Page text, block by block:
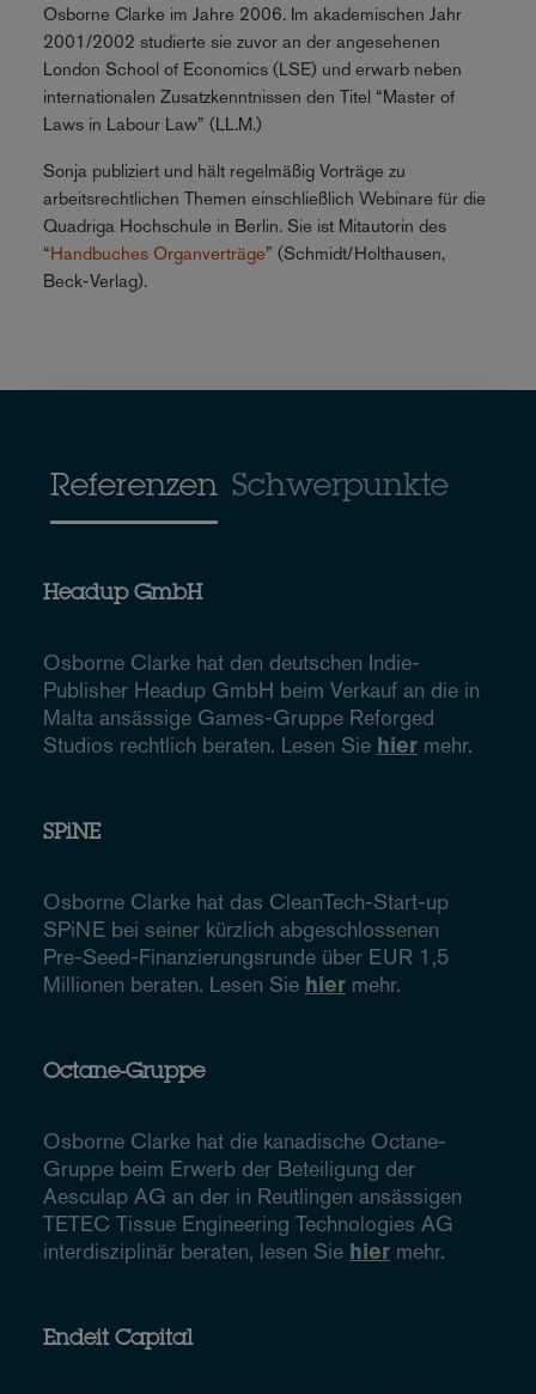
Osborne Clarke im Jahre 2006. Im akademischen Jahr
2001/2002 studierte sie zuvor an der angesehenen
London School of Economics (LSE) und erwarb neben
internationalen Zusatzkenntnissen den Titel “Master of
Laws in Labour Law” (LL.M.)
Sonja publiziert und hält regelmäßig Vorträge zu
arbeitsrechtlichen Themen einschließlich Webinare für die
Quadriga Hochschule in Berlin. Sie ist Mitautorin des
“Handbuches Organverträge” (Schmidt/Holthausen,
Beck-Verlag).
Referenzen Schwerpunkte
Headup GmbH
Osborne Clarke hat den deutschen Indie-
Publisher Headup GmbH beim Verkauf an die in
Malta ansässige Games-Gruppe Reforged
Studios rechtlich beraten. Lesen Sie hiermehr.
SPiNE
Osborne Clarke hat das CleanTech-Start-up
SPiNE bei seiner kürzlich abgeschlossenen
Pre-Seed-Finanzierungsrunde über EUR 1,5
Millionen beraten. Lesen Sie hiermehr.
Octane-Gruppe
Osborne Clarke hat die kanadische Octane-
Gruppe beim Erwerb der Beteiligung der
Aesculap AG an der in Reutlingen ansässigen
TETEC Tissue Engineering Technologies AG
interdisziplinär beraten, lesen Sie hiermehr.
Endeit Capital